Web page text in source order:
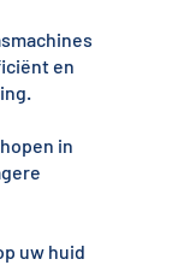
en
in
uw huid